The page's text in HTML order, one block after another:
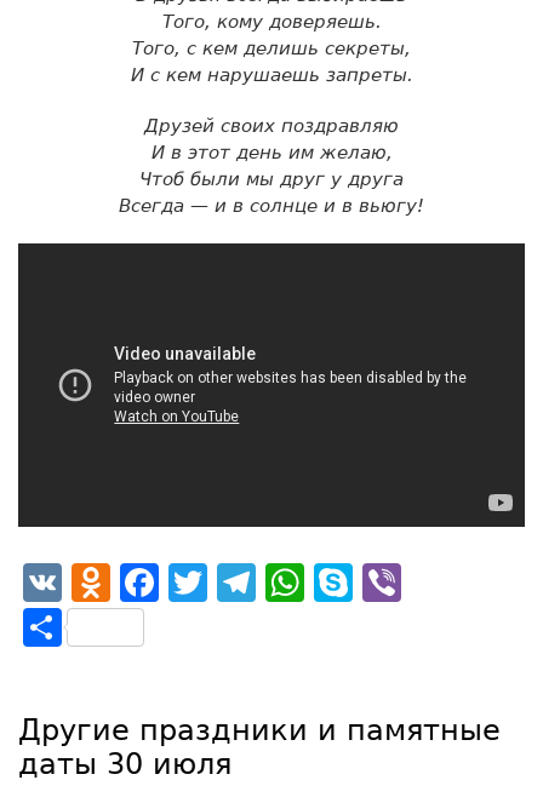
Того, кому доверяешь.
Того, с кем делишь секреты,
И с кем нарушаешь запреты.
Друзей своих поздравляю
И в этот день им желаю,
Чтоб были мы друг у друга
Всегда — и в солнце и в вьюгу!
VK Odnoklassniki
Facebook
Twitter
Telegram
WhatsApp
Skype
Отправить
Другие праздники и памятные
даты 30 июля